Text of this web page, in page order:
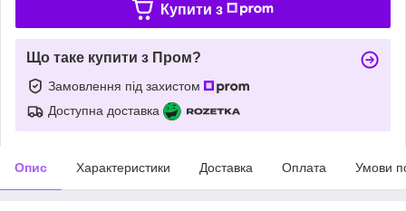
Купити з
Що таке купити з Пром?
Замовлення під захистом
Доступна доставка
Опис Характеристики Доставка Оплата Умови